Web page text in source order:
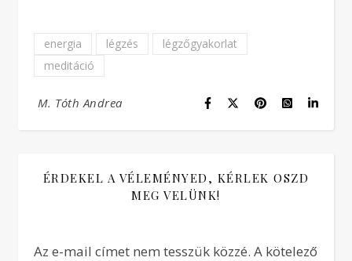
energia légzés
légzőgyakorlat
meditáció
M. Tóth Andrea
ÉRDEKEL A VÉLEMÉNYED, KÉRLEK OSZD
MEG VELÜNK!
Az e-mail címet nem tesszük közzé. A kötelező